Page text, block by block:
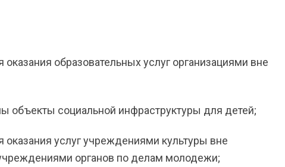
образовательных услуг организациями вне
объекты социальной инфраструктуры для детей;
оказания услуг учреждениями культуры вне
органов по делам молодежи;